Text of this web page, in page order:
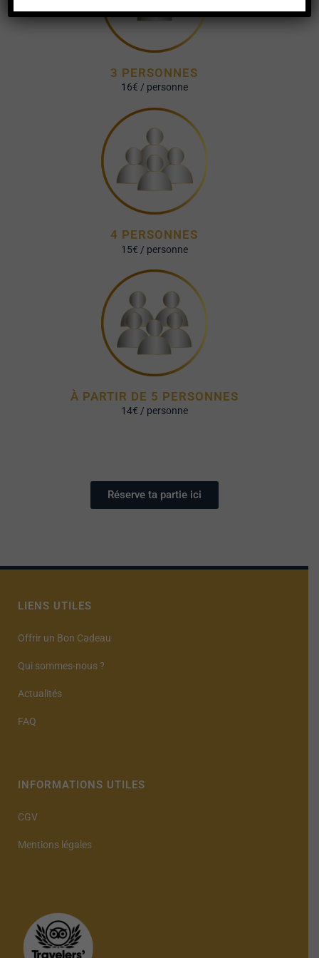
3 PERSONNES
16€ / personne
4 PERSONNES
15€ / personne
À PARTIR DE 5 PERSONNES
14€ / personne
Réserve ta partie ici
LIENS UTILES
Offrir un Bon Cadeau
Qui sommes-nous ?
Actualités
FAQ
INFORMATIONS UTILES
CGV
Mentions légales